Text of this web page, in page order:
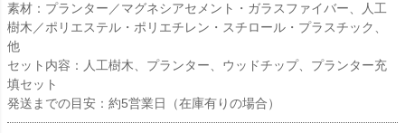
素材：プランター／マグネシアセメント・ガラスファイバー、人工
樹木／ポリエステル・ポリエチレン・スチロール・プラスチック、
他
セット内容：人工樹木、プランター、ウッドチップ、プランター充
填セット
発送までの目安：約5営業日（在庫有りの場合）